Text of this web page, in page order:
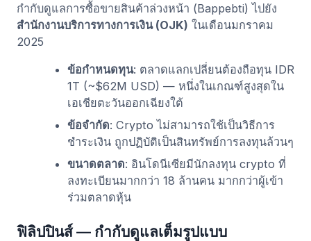
กำกับดูแลการซื้อขายสินค้าล่วงหน้า (Bappebti) ไปยัง
สำนักงานบริการทางการเงิน (OJK) ในเดือนมกราคม
2025
ข้อกำหนดทุน: ตลาดแลกเปลี่ยนต้องถือทุน IDR
1T (~$62M USD) — หนึ่งในเกณฑ์สูงสุดใน
เอเชียตะวันออกเฉียงใต้
ข้อจำกัด: Crypto ไม่สามารถใช้เป็นวิธีการ
ชำระเงิน ถูกปฏิบัติเป็นสินทรัพย์การลงทุนล้วนๆ
ขนาดตลาด: อินโดนีเซียมีนักลงทุน crypto ที่
ลงทะเบียนมากกว่า 18 ล้านคน มากกว่าผู้เข้า
ร่วมตลาดหุ้น
ฟิลิปปินส์ — กำกับดูแลเต็มรูปแบบ